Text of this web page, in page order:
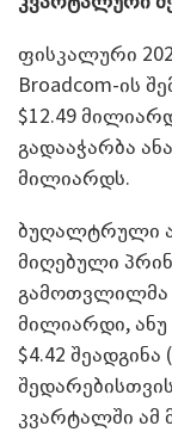
ფისკალური
Broadcom-ის
$12.49
გადააჭარბა
მილიარდს.
ბუღალტრული
მიღებული
გამოთვლილმა
მილიარდი, ანუ
$4.42
კვარტალში ამ